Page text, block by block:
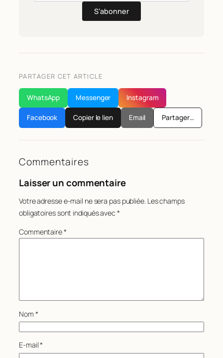
S’abonner
PARTAGER CET ARTICLE
WhatsApp Messenger Instagram
Facebook Copier le lien Email Partager…
Commentaires
Laisser un commentaire
Votre adresse e-mail ne sera pas publiée. Les champs
obligatoires sont indiqués avec *
Commentaire*
Nom *
E-mail*